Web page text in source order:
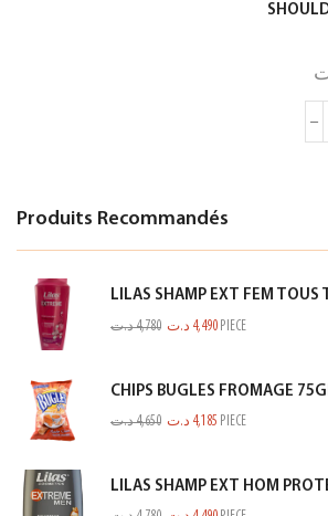
Produits Recommandés
4,780د.ت 4,490 د.ت PIECE
CHIPS BUGLES FROMAGE
4,650د.ت 4,185 د.ت PIECE
LILAS SHAMP EXT HOM